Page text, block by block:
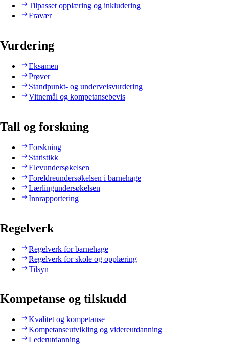
Tilpasset opplæring og inkludering
Fravær
Vurdering
Eksamen
Prøver
Standpunkt- og underveisvurdering
Vitnemål og kompetansebevis
Tall og forskning
Forskning
Statistikk
Elevundersøkelsen
Foreldreundersøkelsen i barnehage
Lærlingundersøkelsen
Innrapportering
Regelverk
Regelverk for barnehage
Regelverk for skole og opplæring
Tilsyn
Kompetanse og tilskudd
Kvalitet og kompetanse
Kompetanseutvikling og videreutdanning
Lederutdanning